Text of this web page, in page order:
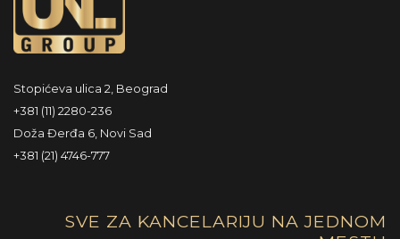
Stopićeva ulica 2, Beograd
+381 (11) 2280-236
Doža Đerđa 6, Novi Sad
+381 (21) 4746-777
SVE ZA KANCELARIJU NA JEDNOM